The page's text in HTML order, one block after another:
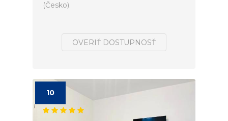
(Česko).
OVERIŤ DOSTUPNOSŤ
10